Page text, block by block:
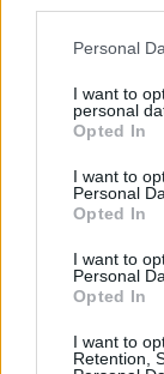
Please note
not limited to
grant or deny
use your data
consent section.
Personal
I want to
personal
Opted In
I want to
Personal
Opted In
I want to
Personal
Opted In
I want to
Retention,
Άνεμος1 bf
Απόγευμα
Άνεμος 3